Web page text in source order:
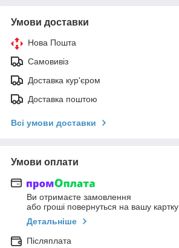
Умови доставки
Нова Пошта
Самовивіз
Доставка кур'єром
Доставка поштою
Всі умови доставки
Умови оплати
Ви отримаєте замовлення
або гроші повернуться на вашу картку
Детальніше
Післяплата